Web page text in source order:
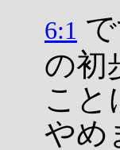
6:1
の初
こと
やめ